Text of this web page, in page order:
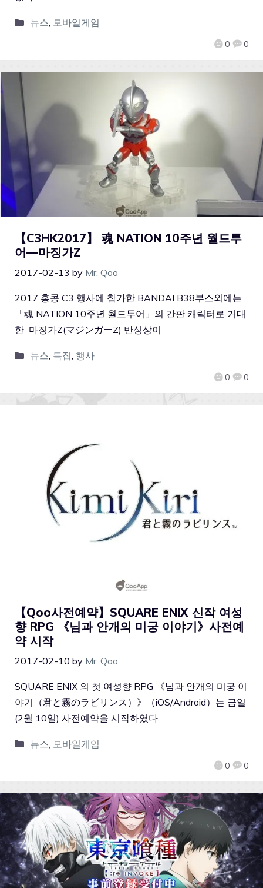
0 0
뉴스 모바일게임
【C3HK2017】 魂 NATION 10주년 월드투
어—마징가Z
2017-02-13 by Mr. Qoo
0 0
2017 홍콩 C3 행사에 참가한 BANDAI B38부스외에는
「魂 NATION 10주년 월드투어」의 간판 캐릭터로 거대
한 마징가Z(マジンガーZ) 반싱상이
뉴스, 특집, 행사
【Qoo사전예약】SQUARE ENIX 신작 여성
향 RPG 《님과 안개의 미궁 이야기》사전예
약 시작
2017-02-10 by Mr. Qoo
0 0
SQUARE ENIX 의 첫 여성향 RPG 《님과 안개의 미궁 이
야기（君と霧のラビリンス）》（iOS/Android）는 금일
(2월 10일) 사전예약을 시작하였다.
뉴스, 모바일게임